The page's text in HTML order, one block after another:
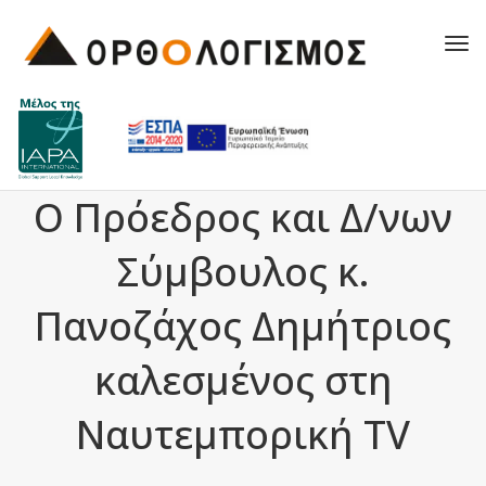
Ο Πρόεδρος και Δ/νων
Σύμβουλος κ.
Πανοζάχος Δημήτριος
καλεσμένος στη
Ναυτεμπορική TV